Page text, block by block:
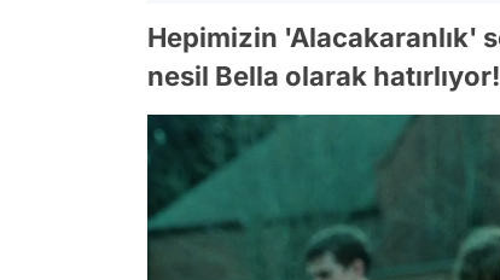
Hepimizin 'Alacakaranlık'
nesil Bella olarak hatırlıyor!